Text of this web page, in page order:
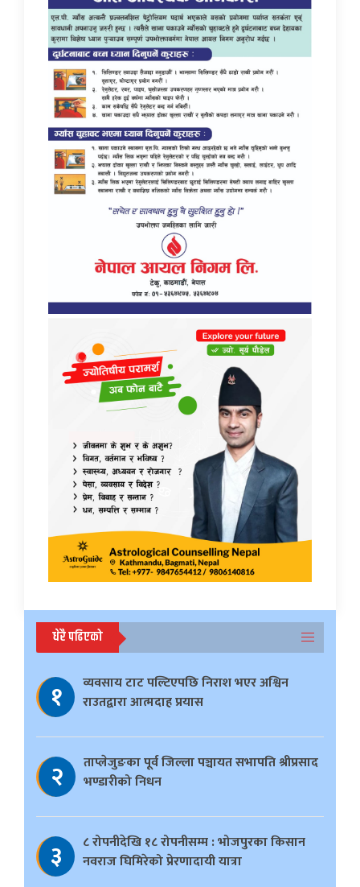
धेरै पढिएको
१
व्यवसाय टाट पल्टिएपछि निराश भएर अश्विन
राउतद्वारा आत्मदाह प्रयास
२
ताप्लेजुङका पूर्व जिल्ला पञ्चायत सभापति श्रीप्रसाद
भण्डारीको निधन
३
८ रोपनीदेखि १८ रोपनीसम्म : भोजपुरका किसान
नवराज घिमिरेको प्रेरणादायी यात्रा